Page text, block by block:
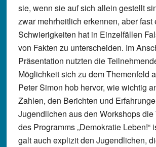
sie, wenn sie auf sich allein gestellt
zwar mehrheitlich erkennen, aber fast
Schwierigkeiten hat in Einzelfällen
von Fakten zu unterscheiden. Im
Präsentation nutzten die
Möglichkeit sich zu dem Themenfeld
Peter Simon hob hervor, wie wichtig
Zahlen, den Berichten und
Jugendlichen aus den Workshops die
des Programms „Demokratie Leben!“
galt auch explizit den Jugendlichen,